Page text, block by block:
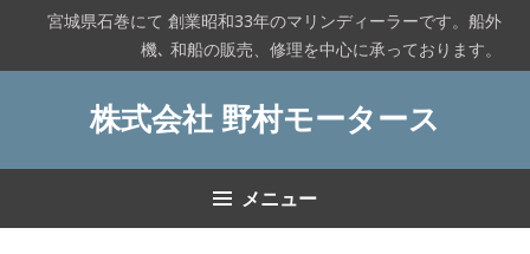
テ
宮城県石巻にて 創業昭和33年のマリンディーラーです。船外
機､ 和船の販売、修理を中心に承っております。
株式会社 野村モータース
メニュー